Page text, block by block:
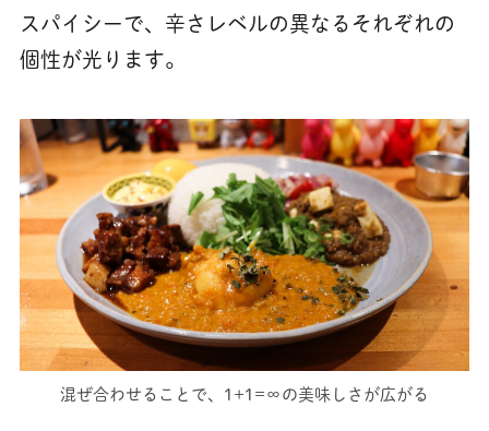
スパイシーで、辛さレベルの異なるそれぞれの
個性が光ります。
混ぜ合わせることで、1+1=∞の美味しさが広がる